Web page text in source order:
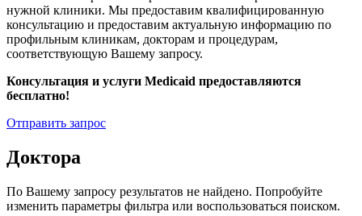
нужной клиники. Мы предоставим квалифицированную
консультацию и предоставим актуальную информацию по
профильным клиникам, докторам и процедурам,
соответствующую Вашему запросу.
Консультация и услуги Medicaid предоставляются
бесплатно!
Отправить запрос
Доктора
По Вашему запросу результатов не найдено. Попробуйте
изменить параметры фильтра или воспользоваться поиском.